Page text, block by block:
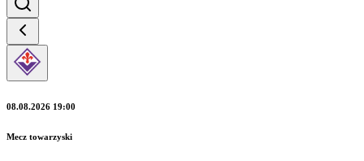
08.08.2026 19:00
Mecz towarzyski